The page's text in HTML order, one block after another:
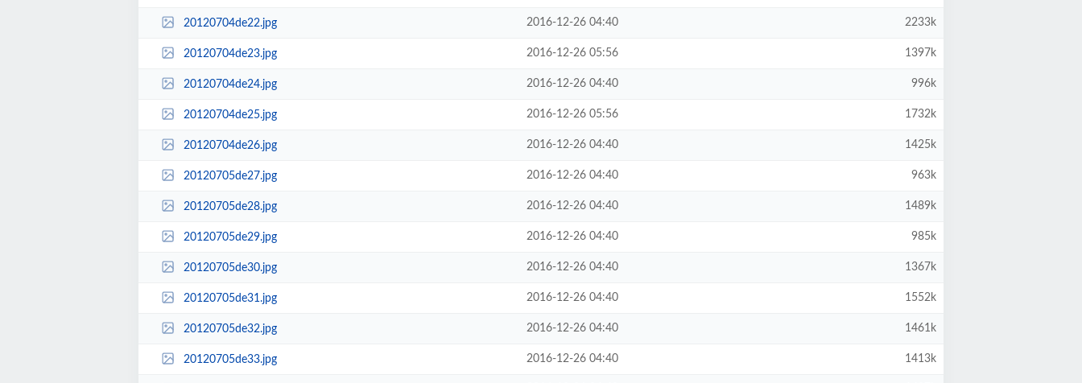
20120704de22.jpg 2016-12-26 04:40 2233k
20120704de23.jpg 2016-12-26 05:56 1397k
20120704de24.jpg 2016-12-26 04:40 996k
20120704de25.jpg 2016-12-26 05:56 1732k
20120704de26.jpg 2016-12-26 04:40 1425k
20120705de27.jpg 2016-12-26 04:40 963k
20120705de28.jpg 2016-12-26 04:40 1489k
20120705de29.jpg 2016-12-26 04:40 985k
20120705de30.jpg 2016-12-26 04:40 1367k
20120705de31.jpg 2016-12-26 04:40 1552k
20120705de32.jpg 2016-12-26 04:40 1461k
20120705de33.jpg 2016-12-26 04:40 1413k